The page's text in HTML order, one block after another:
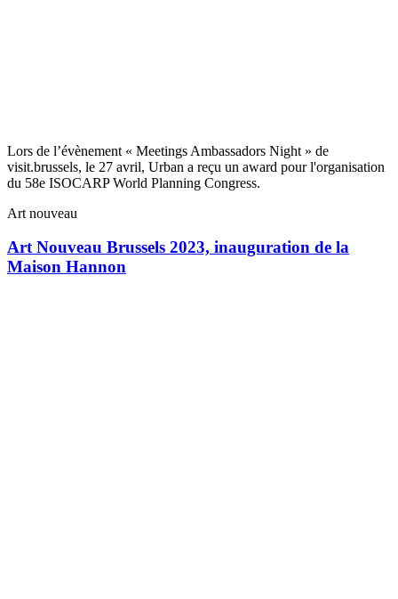
Lors de l’évènement « Meetings Ambassadors Night » de
visit.brussels, le 27 avril, Urban a reçu un award pour l'organisation
du 58e ISOCARP World Planning Congress.
Art nouveau
Art Nouveau Brussels 2023, inauguration de la
Maison Hannon